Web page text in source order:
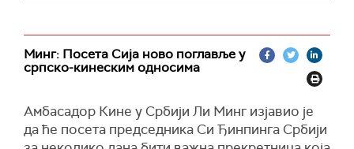
"Радићемо и на неким другим питањима и
платформама које ће допринети великом
успеху. Надам се да ће доћи много више
рецимо инвестиције Зиђина у Нишу", рекао је
Вучић.
Минг: Посета Сија ново поглавље у
српско-кинеским односима
Амбасадор Кине у Србији Ли Минг изјавио је
да ће посета председника Си Ђинпинга Србији